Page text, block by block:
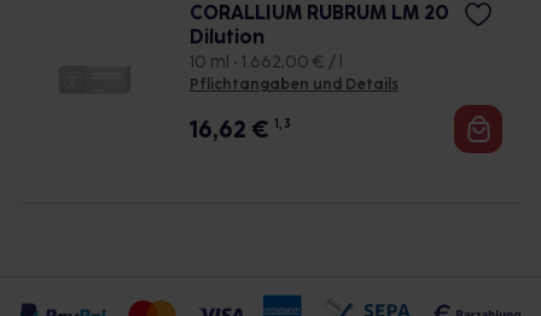
CORALLIUM RUBRUM LM 20
Dilution
10 ml • 1.662,00 € / l
Pflichtangaben und Details
16,62 € 1, 3